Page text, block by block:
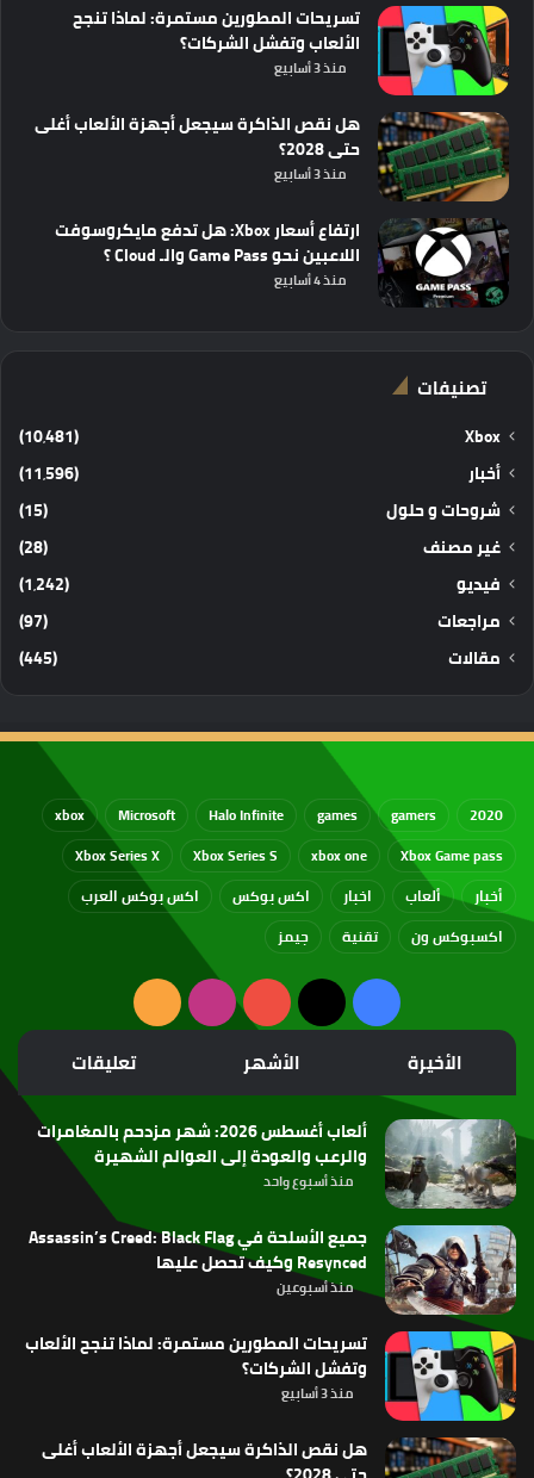
تسريحات المطورين مستمرة: لماذا تنجح
الألعاب وتفشل الشركات؟
منذ 3 أسابيع
هل نقص الذاكرة سيجعل أجهزة الألعاب أغلى
حتى 2028؟
منذ 3 أسابيع
ارتفاع أسعار Xbox: هل تدفع مايكروسوفت
اللاعبين نحو Game Pass والـ Cloud ؟
منذ 4 أسابيع
تصنيفات
Xbox
(10٬481)
أخبار
(11٬596)
شروحات و حلول
(15)
غير مصنف
(28)
فيديو
(1٬242)
مراجعات
(97)
مقالات
(445)
2020
gamers
games
Halo Infinite
Microsoft
xbox
Xbox Game pass
xbox one
Xbox Series S
Xbox Series X
أخبار
ألعاب اخبار اكس بوكس
اكس بوكس العرب
اكسبوكس ون
تقنية جيمز
فيسبوك
‫X
‫YouTubeانستقرامملخص
الموقع
RSS
الأخيرة الأشهر تعليقات
ألعاب أغسطس 2026: شهر مزدحم بالمغامرات
والرعب والعودة إلى العوالم الشهيرة
منذ أسبوع واحد
جميع الأسلحة في Assassin’s Creed: Black Flag
Resynced وكيف تحصل عليها
منذ أسبوعين
تسريحات المطورين مستمرة: لماذا تنجح الألعاب
وتفشل الشركات؟
منذ 3 أسابيع
هل نقص الذاكرة سيجعل أجهزة الألعاب أغلى